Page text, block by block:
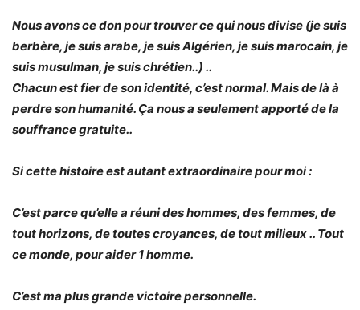
Nous avons ce don pour trouver ce qui nous divise (je suis
berbère, je suis arabe, je suis Algérien, je suis marocain, je
suis musulman, je suis chrétien..) ..
Chacun est fier de son identité, c’est normal. Mais de là à
perdre son humanité. Ça nous a seulement apporté de la
souffrance gratuite..
Si cette histoire est autant extraordinaire pour moi :
C’est parce qu’elle a réuni des hommes, des femmes, de
tout horizons, de toutes croyances, de tout milieux .. Tout
ce monde, pour aider 1 homme.
C’est ma plus grande victoire personnelle.